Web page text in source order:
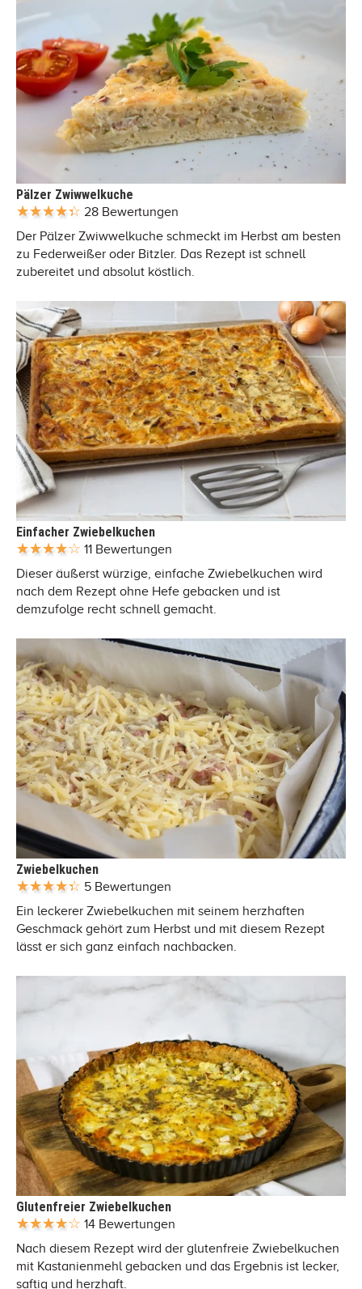
Pälzer Zwiwwelkuche
28 Bewertungen
Der Pälzer Zwiwwelkuche schmeckt im Herbst am besten
zu Federweißer oder Bitzler. Das Rezept ist schnell
zubereitet und absolut köstlich.
Einfacher Zwiebelkuchen
11 Bewertungen
Dieser äußerst würzige, einfache Zwiebelkuchen wird
nach dem Rezept ohne Hefe gebacken und ist
demzufolge recht schnell gemacht.
Zwiebelkuchen
5 Bewertungen
Ein leckerer Zwiebelkuchen mit seinem herzhaften
Geschmack gehört zum Herbst und mit diesem Rezept
lässt er sich ganz einfach nachbacken.
Glutenfreier Zwiebelkuchen
14 Bewertungen
Nach diesem Rezept wird der glutenfreie Zwiebelkuchen
mit Kastanienmehl gebacken und das Ergebnis ist lecker,
saftig und herzhaft.